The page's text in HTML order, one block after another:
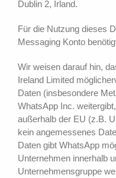
Dublin 2, Irland.
Für die Nutzung dieses
Messaging Konto
Wir weisen darauf hin,
Ireland Limited
Daten (insbesondere
WhatsApp Inc.
außerhalb der EU (z.B.
kein angemessenes
Daten gibt WhatsApp
Unternehmen innerhalb
Unternehmensgruppe